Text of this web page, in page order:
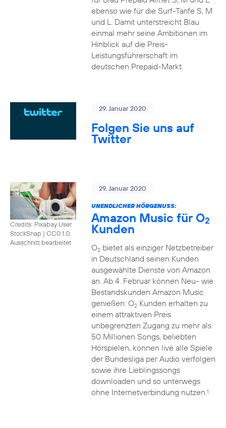
ebenso wie für die Surf-Tarife S, M
und L. Damit unterstreicht Blau
einmal mehr seine Ambitionen im
Hinblick auf die Preis-
Leistungsführerschaft im
deutschen Prepaid-Markt.
29. Januar 2020
Folgen Sie uns auf
Twitter
Credits: Pixabay User
StockSnap | CC0 1.0,
Ausschnitt bearbeitet
29. Januar 2020
UNENDLICHER HÖRGENUSS:
Amazon Music für O2
Kunden
O2bietet als einziger Netzbetreiber
in Deutschland seinen Kunden
ausgewählte Dienste von Amazon
an. Ab 4. Februar können Neu- wie
Bestandskunden Amazon Music
genießen: O2Kunden erhalten zu
einem attraktiven Preis
unbegrenzten Zugang zu mehr als
50 Millionen Songs, beliebten
Hörspielen, können live alle Spiele
der Bundesliga per Audio verfolgen
sowie ihre Lieblingssongs
downloaden und so unterwegs
ohne Internetverbindung nutzen.1